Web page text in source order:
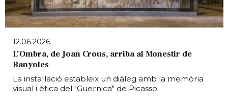
12.06.2026
L’Ombra, de Joan Crous, arriba al Monestir de
Banyoles
La instal·lació estableix un diàleg amb la memòria
visual i ètica del "Guernica" de Picasso.